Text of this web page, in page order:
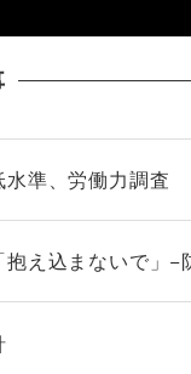
準、労働力調査
え込まないで」−